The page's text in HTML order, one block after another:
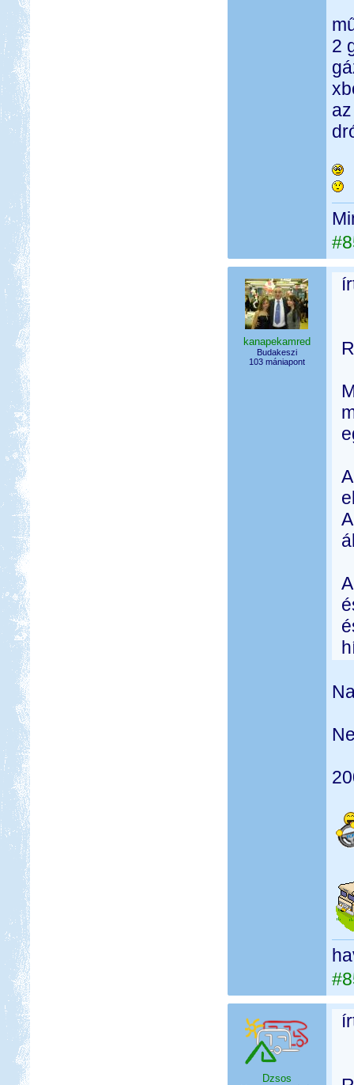
2
kanapekamred
Budakeszi
103 mániapont
Dzsos